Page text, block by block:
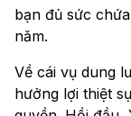
bạn đủ sức
năm.
Về cái vụ dung
hưởng lợi thiệt